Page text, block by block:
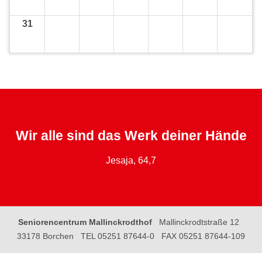
31
Wir alle sind das Werk deiner Hände
Jesaja, 64,7
Seniorencentrum Mallinckrodthof
Mallinckrodtstraße 12
33178 Borchen
TEL 05251 87644-0 FAX 05251 87644-109